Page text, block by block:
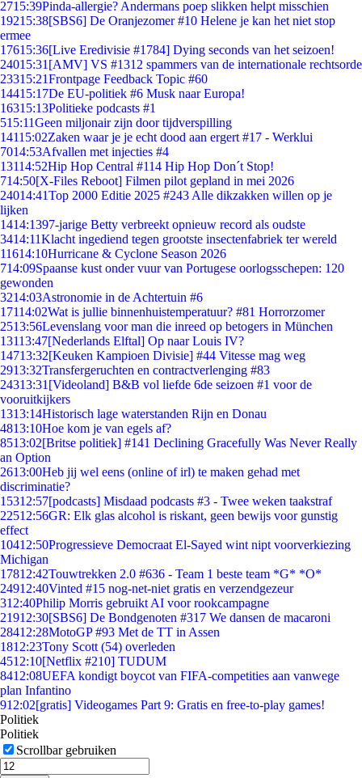
2715:39Pinda-allergie? Andermans poep slikken helpt misschien
19215:38[SBS6] De Oranjezomer #10 Helene je kan het niet stop
ermee
17615:36[Live Eredivisie #1784] Dying seconds van het seizoen!
24015:31 [AMV] VS #1312 spammers van de internationale rechtsorde
23315:21Frontpage Feedback Topic #60
14415:17De EU-politiek #6 Musk naar Europa!
16315:13Politieke podcasts #1
515:11Geen miljonair zijn door tijdverspilling
14115:02Zaken waar je je echt dood aan ergert #17 - Werklui
7014:53Afvallen met injecties #4
13114:52Hip Hop Central #114 Hip Hop Don´t Stop!
714:50[X-Files Reboot] Filmen pilot gepland in mei 2026
24014:41Top 2000 Editie 2025 #243 Alle dikzakken willen op je
lijken
1414:1397-jarige Betty verbreekt opnieuw record als oudste
3414:11Klacht ingediend tegen grootste insectenfabriek ter wereld
11614:10Hurricane & Cyclone Season 2026
714:09Spaanse kust onder vuur van Portugese oorlogsschepen: 120
gewonden
3214:03Astronomie in de Achtertuin #6
17114:02Wat is jullie binnenhuistemperatuur? #81 Horrorzomer
2513:56Levenslang voor man die inreed op betogers in München
13113:47[Nederlands Elftal] Op naar Louis IV?
14713:32[Keuken Kampioen Divisie] #44 Vitesse mag weg
2913:32Transfergeruchten en contractverlenging #83
24313:31 [Videoland] B&B vol liefde 6de seizoen #1 voor de
vooruitkijkers
1313:14Historisch lage waterstanden Rijn en Donau
4813:10Hoe kom je van egels af?
8513:02[Britse politiek] #141 Declining Gracefully Was Never Really
an Option
2613:00Heb jij wel eens (online of irl) te maken gehad met
discriminatie?
15312:57[podcasts] Misdaad podcasts #3 - Twee weken taakstraf
22512:56GR: Elk glas alcohol is riskant, geen bewijs voor gunstig
effect
10412:50Progressieve Democraat El-Sayed wint nipt voorverkiezing
Michigan
17812:42Touwtrekken 2.0 #636 - Team 1 beste team *G* *O*
24912:40Vinted #15 nog-net-niet gratis en verzendgezeur
312:40Philip Morris gebruikt AI voor rookcampagne
21912:30[SBS6] De Bondgenoten #317 We dansen de macaroni
28412:28MotoGP #93 Met de TT in Assen
1812:23Tony Scott (54) overleden
4512:10[Netflix #210] TUDUM
8412:08UEFA kondigt boycot van FIFA-competities aan vanwege
plan Infantino
912:02[gratis] Videogames Part 9: Gratis en free-to-play games!
Politiek
Politiek
Scrollbar gebruiken